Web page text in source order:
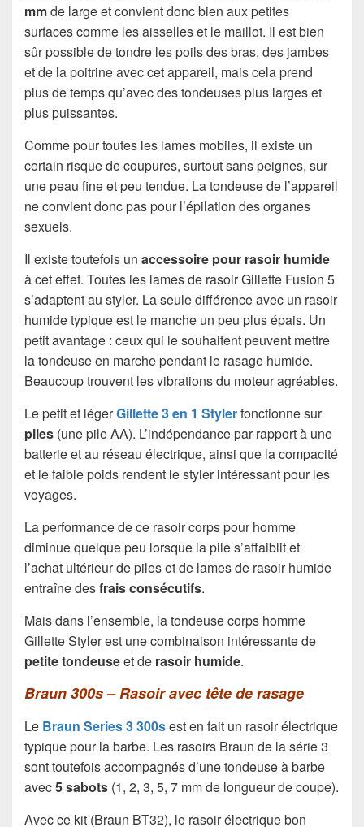
mmde large et convient donc bien aux petites
surfaces comme les aisselles et le maillot. Il est bien
sûr possible de tondre les poils des bras, des jambes
et de la poitrine avec cet appareil, mais cela prend
plus de temps qu’avec des tondeuses plus larges et
plus puissantes.
Comme pour toutes les lames mobiles, il existe un
certain risque de coupures, surtout sans peignes, sur
une peau fine et peu tendue. La tondeuse de l’appareil
ne convient donc pas pour l’épilation des organes
sexuels.
Il existe toutefois un accessoire pour rasoir humide
à cet effet. Toutes les lames de rasoir Gillette Fusion 5
s’adaptent au styler. La seule différence avec un rasoir
humide typique est le manche un peu plus épais. Un
petit avantage : ceux qui le souhaitent peuvent mettre
la tondeuse en marche pendant le rasage humide.
Beaucoup trouvent les vibrations du moteur agréables.
Le petit et légerGillette 3 en 1 Stylerfonctionne sur
piles (une pile AA). L’indépendance par rapport à une
batterie et au réseau électrique, ainsi que la compacité
et le faible poids rendent le styler intéressant pour les
voyages.
La performance de ce rasoir corps pour homme
diminue quelque peu lorsque la pile s’affaiblit et
l’achat ultérieur de piles et de lames de rasoir humide
entraîne desfrais consécutifs.
Mais dans l’ensemble, la tondeuse corps homme
Gillette Styler est une combinaison intéressante de
petite tondeuseet de rasoir humide.
Braun 300s – Rasoir avec tête de rasage
Le Braun Series 3 300sest en fait un rasoir électrique
typique pour la barbe. Les rasoirs Braun de la série 3
sont toutefois accompagnés d’une tondeuse à barbe
avec5 sabots (1, 2, 3, 5, 7 mm de longueur de coupe).
Avec ce kit (Braun BT32), le rasoir électrique bon